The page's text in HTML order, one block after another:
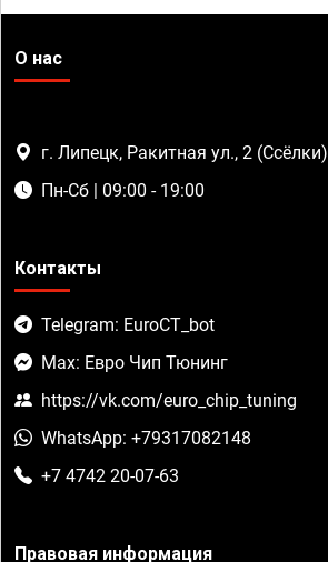
О нас
г. Липецк, Ракитная ул., 2 (Ссёлки)
Пн-Сб | 09:00 - 19:00
Контакты
Telegram: EuroCT_bot
Max: Евро Чип Тюнинг
https://vk.com/euro_chip_tuning
WhatsApp: +79317082148
+7 4742 20-07-63
Правовая информация